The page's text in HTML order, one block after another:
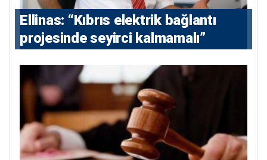
Ellinas: “Kıbrıs elektrik bağlantı
projesinde seyirci kalmamalı”